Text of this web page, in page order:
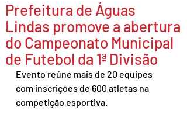
Prefeitura de Águas
Lindas promove a abertura
do Campeonato Municipal
de Futebol da 1ª Divisão
Evento reúne mais de 20 equipes
com inscrições de 600 atletas na
competição esportiva.